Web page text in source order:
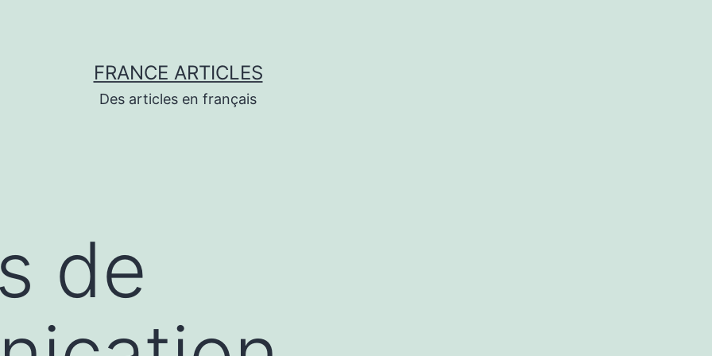
FRANCE ARTICLES
Des articles en français
de